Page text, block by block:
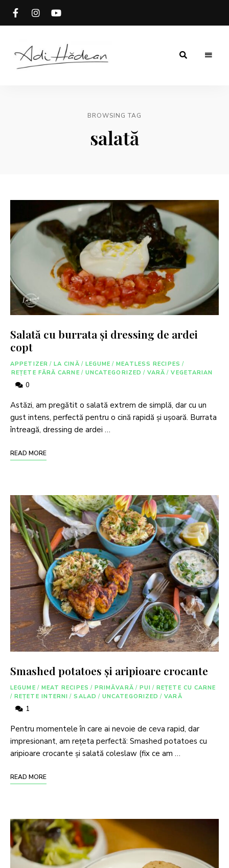
BROWSING TAG
salată
Salată cu burrata și dressing de ardei
copt
APPETIZER / LA CINĂ / LEGUME / MEATLESS RECIPES /
REȚETE FĂRĂ CARNE / UNCATEGORIZED / VARĂ / VEGETARIAN
0
Astăzi, am pregătit o salată extrem de simplă, dar cu un
gust intens, perfectă pentru o cină rapidă și ușoară. Burrata
întreagă, dressing de ardei …
READ MORE
Smashed potatoes și aripioare crocante
LEGUME / MEAT RECIPES / PRIMĂVARĂ / PUI / REȚETE CU CARNE
/ REȚETE INTERNI / SALAD / UNCATEGORIZED / VARĂ
1
Pentru momentele în care ai nevoie de ceva rapid, dar
impresionant, am rețeta perfectă: Smashed potatoes cu
aripioare crocante și salată coleslaw (fix ce am …
READ MORE